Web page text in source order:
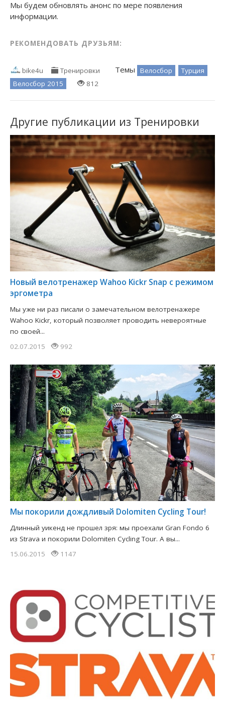
Мы будем обновлять анонс по мере появления
информации.
РЕКОМЕНДОВАТЬ ДРУЗЬЯМ:
bike4u Тренировки Темы Велосбор
Турция
Велосбор 2015
812
Другие публикации из Тренировки
Новый велотренажер Wahoo Kickr Snap с режимом
эргометра
Мы уже ни раз писали о замечательном велотренажере
Wahoo Kickr, который позволяет проводить невероятные
по своей...
02.07.2015
992
Мы покорили дождливый Dolomiten Cycling Tour!
Длинный уикенд не прошел зря: мы проехали Gran Fondo 6
из Strava и покорили Dolomiten Cycling Tour. А вы...
15.06.2015
1147